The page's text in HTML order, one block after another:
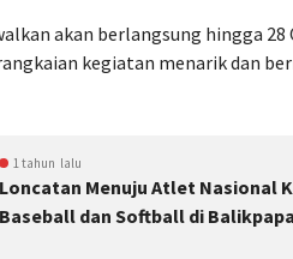
akan berlangsung hingga
kegiatan menarik dan
1 tahun lalu
Loncatan Menuju Atlet Nasional
Baseball dan Softball di